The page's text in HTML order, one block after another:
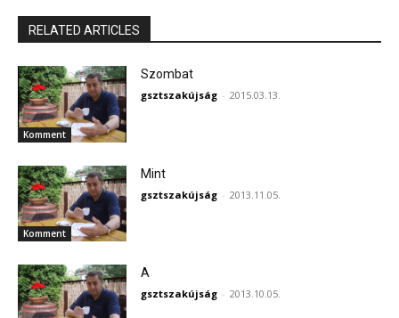
RELATED ARTICLES
Komment
Szombat
gsztszakújság - 2015.03.13.
Komment
Mint
gsztszakújság - 2013.11.05.
A
gsztszakújság - 2013.10.05.